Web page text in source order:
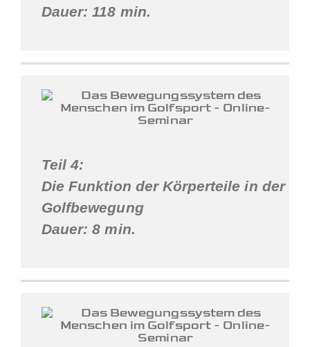
Dauer: 118 min.
Teil 4:
Die Funktion der Körperteile in der
Golfbewegung
Dauer: 8 min.